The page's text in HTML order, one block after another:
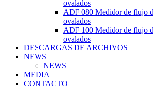
ovalados
ADF 080 Medidor de flujo
ovalados
ADF 100 Medidor de flujo
ovalados
DESCARGAS DE ARCHIVOS
NEWS
NEWS
MEDIA
CONTACTO